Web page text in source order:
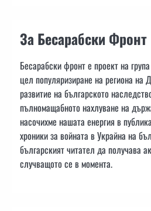
За Бесарабски Фронт
Бесарабски фронт е проект на
цел популяризиране на региона на
развитие на българското
пълномащабното нахлуване на
насочихме нашата енергия в
хроники за войната в Украйна на
българският читател да получава
случващото се в момента.